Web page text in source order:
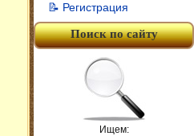
📝 Регистрация
Поиск по сайту
Ищем: